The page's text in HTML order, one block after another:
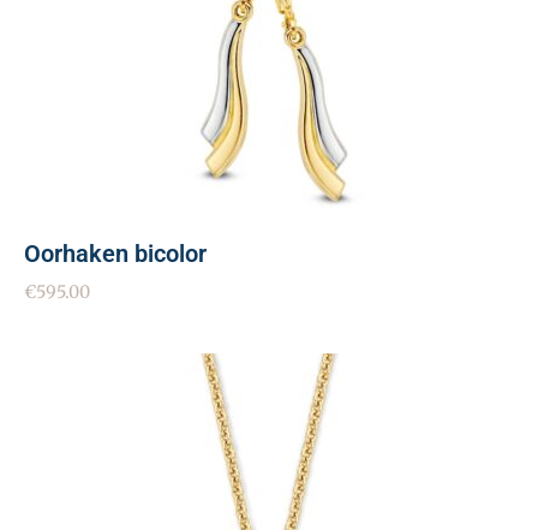
Oorhaken bicolor
€595.00